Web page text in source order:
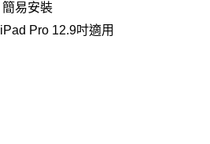
簡易安裝
iPad Pro 12.9吋適用